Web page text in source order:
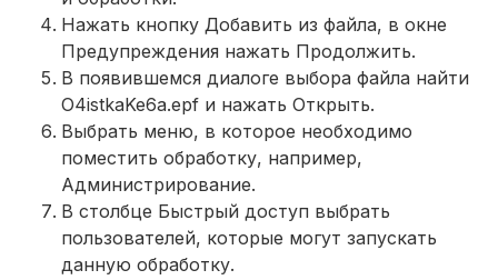
Нажать кнопку Добавить из файла, в окне
Предупреждения нажать Продолжить.
В появившемся диалоге выбора файла найти
O4istkaKe6a.epf и нажать Открыть.
Выбрать меню, в которое необходимо
поместить обработку, например,
Администрирование.
В столбце Быстрый доступ выбрать
пользователей, которые могут запускать
данную обработку.